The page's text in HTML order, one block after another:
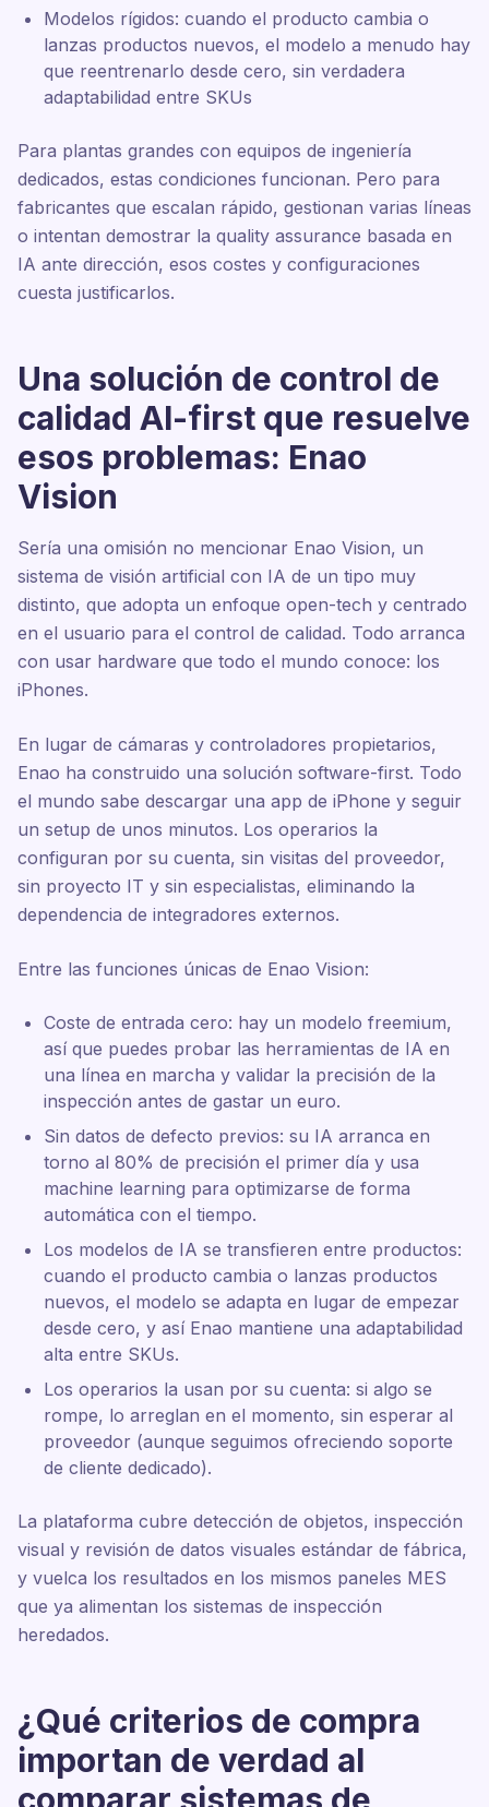
Modelos rígidos: cuando el producto cambia o
lanzas productos nuevos, el modelo a menudo hay
que reentrenarlo desde cero, sin verdadera
adaptabilidad entre SKUs
Para plantas grandes con equipos de ingeniería
dedicados, estas condiciones funcionan. Pero para
fabricantes que escalan rápido, gestionan varias líneas
o intentan demostrar la quality assurance basada en
IA ante dirección, esos costes y configuraciones
cuesta justificarlos.
Una solución de control de
calidad AI-first que resuelve
esos problemas: Enao
Vision
Sería una omisión no mencionar Enao Vision, un
sistema de visión artificial con IA de un tipo muy
distinto, que adopta un enfoque open-tech y centrado
en el usuario para el control de calidad. Todo arranca
con usar hardware que todo el mundo conoce: los
iPhones.
En lugar de cámaras y controladores propietarios,
Enao ha construido una solución software-first. Todo
el mundo sabe descargar una app de iPhone y seguir
un setup de unos minutos. Los operarios la
configuran por su cuenta, sin visitas del proveedor,
sin proyecto IT y sin especialistas, eliminando la
dependencia de integradores externos.
Entre las funciones únicas de Enao Vision:
Coste de entrada cero: hay un modelo freemium,
así que puedes probar las herramientas de IA en
una línea en marcha y validar la precisión de la
inspección antes de gastar un euro.
Sin datos de defecto previos: su IA arranca en
torno al 80% de precisión el primer día y usa
machine learning para optimizarse de forma
automática con el tiempo.
Los modelos de IA se transfieren entre productos:
cuando el producto cambia o lanzas productos
nuevos, el modelo se adapta en lugar de empezar
desde cero, y así Enao mantiene una adaptabilidad
alta entre SKUs.
Los operarios la usan por su cuenta: si algo se
rompe, lo arreglan en el momento, sin esperar al
proveedor (aunque seguimos ofreciendo soporte
de cliente dedicado).
La plataforma cubre detección de objetos, inspección
visual y revisión de datos visuales estándar de fábrica,
y vuelca los resultados en los mismos paneles MES
que ya alimentan los sistemas de inspección
heredados.
¿Qué criterios de compra
importan de verdad al